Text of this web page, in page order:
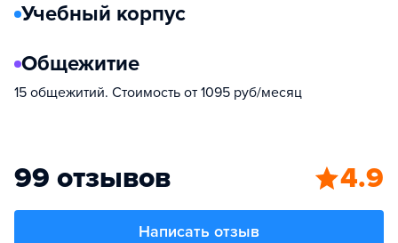
Учебный корпус
Общежитие
15 общежитий. Стоимость от 1095 руб/месяц
99 отзывов 4.9
Написать отзыв